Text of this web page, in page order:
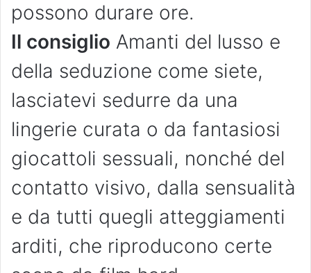
possono durare ore.
Il consiglio Amanti del lusso e
della seduzione come siete,
lasciatevi sedurre da una
lingerie curata o da fantasiosi
giocattoli sessuali, nonché del
contatto visivo, dalla sensualità
e da tutti quegli atteggiamenti
arditi, che riproducono certe